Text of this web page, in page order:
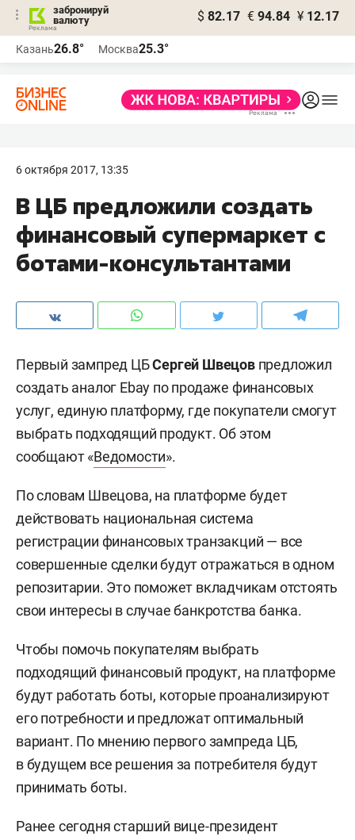
забронируй
валюту
$ 82.17 € 94.84 ¥ 12.17
Казань26.8° Москва25.3°
6 октября 2017, 13:35
В ЦБ предложили создать
финансовый супермаркет с
ботами-консультантами
Первый зампред ЦБСергей Швецов предложил
создать аналог Ebay по продаже финансовых
услуг, единую платформу, где покупатели смогут
выбрать подходящий продукт. Об этом
сообщают «Ведомости».
По словам Швецова, на платформе будет
действовать национальная система
регистрации финансовых транзакций — все
совершенные сделки будут отражаться в одном
репозитарии. Это поможет вкладчикам отстоять
свои интересы в случае банкротства банка.
Чтобы помочь покупателям выбрать
подходящий финансовый продукт, на платформе
будут работать боты, которые проанализируют
его потребности и предложат оптимальный
вариант. По мнению первого зампреда ЦБ,
в будущем все решения за потребителя будут
принимать боты.
Ранее сегодня старший вице-президент